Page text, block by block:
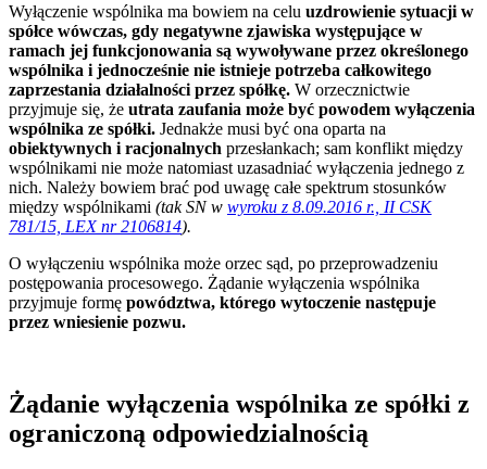
Wyłączenie wspólnika ma bowiem na celu uzdrowienie sytuacji w
spółce wówczas, gdy negatywne zjawiska występujące w
ramach jej funkcjonowania są wywoływane przez określonego
wspólnika i jednocześnie nie istnieje potrzeba całkowitego
zaprzestania działalności przez spółkę. W orzecznictwie
przyjmuje się, że utrata zaufania może być powodem wyłączenia
wspólnika ze spółki. Jednakże musi być ona oparta na
obiektywnych i racjonalnych przesłankach; sam konflikt między
wspólnikami nie może natomiast uzasadniać wyłączenia jednego z
nich. Należy bowiem brać pod uwagę całe spektrum stosunków
między wspólnikami (tak SN w wyroku z 8.09.2016 r., II CSK
781/15, LEX nr 2106814).
O wyłączeniu wspólnika może orzec sąd, po przeprowadzeniu
postępowania procesowego. Żądanie wyłączenia wspólnika
przyjmuje formę powództwa, którego wytoczenie następuje
przez wniesienie pozwu.
Żądanie wyłączenia wspólnika ze spółki z
ograniczoną odpowiedzialnością